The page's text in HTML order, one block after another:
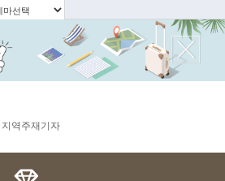
지역주재기자